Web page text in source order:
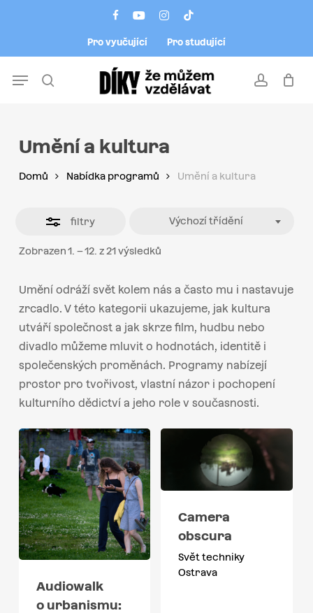
facebookyoutubeinstagram
tiktok
Pro vyučující Pro studující
account
Menu
Umění a kultura
Domů Nabídka programů Umění a kultura
filtry
Zobrazen 1. – 12. z 21 výsledků
Výchozí třídění
Umění odráží svět kolem nás a často mu i nastavuje
zrcadlo. V této kategorii ukazujeme, jak kultura
utváří společnost a jak skrze film, hudbu nebo
divadlo můžeme mluvit o hodnotách, identitě i
společenských proměnách. Programy nabízejí
prostor pro tvořivost, vlastní názor i pochopení
kulturního dědictví a jeho role v současnosti.
Audiowalk
o urbanismu:
Camera
obscura
Svět techniky
Ostrava